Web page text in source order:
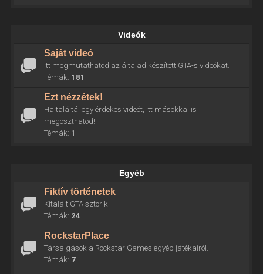
Videók
Saját videó
Itt megmutathatod az általad készített GTA-s videókat.
Témák: 181
Ezt nézzétek!
Ha találtál egy érdekes videót, itt másokkal is
megoszthatod!
Témák: 1
Egyéb
Fiktív történetek
Kitalált GTA sztorik.
Témák: 24
RockstarPlace
Társalgások a Rockstar Games egyéb játékairól.
Témák: 7